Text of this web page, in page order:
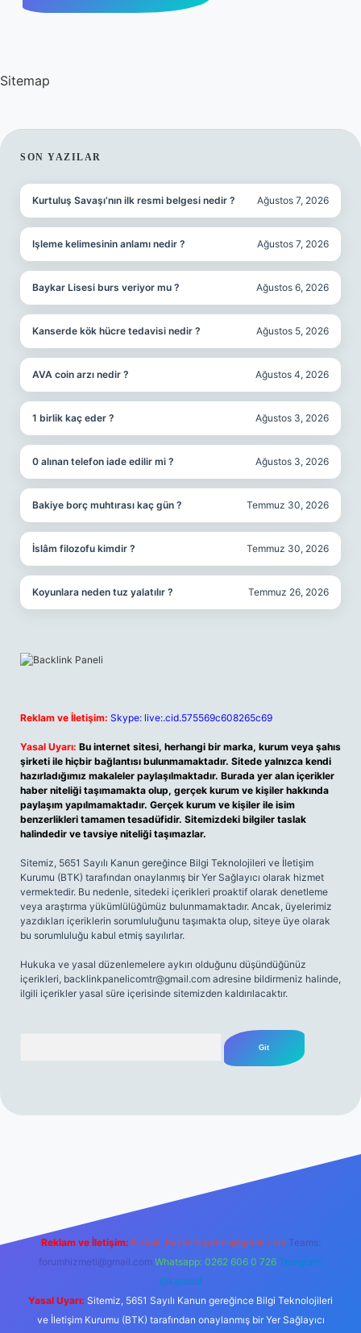
Sitemap
SIDEBAR
SON YAZILAR
Kurtuluş Savaşı’nın ilk resmi belgesi nedir ? Ağustos 7, 2026
Işleme kelimesinin anlamı nedir ? Ağustos 7, 2026
Baykar Lisesi burs veriyor mu ? Ağustos 6, 2026
Kanserde kök hücre tedavisi nedir ? Ağustos 5, 2026
AVA coin arzı nedir ? Ağustos 4, 2026
1 birlik kaç eder ? Ağustos 3, 2026
0 alınan telefon iade edilir mi ? Ağustos 3, 2026
Bakiye borç muhtırası kaç gün ? Temmuz 30, 2026
İslâm filozofu kimdir ? Temmuz 30, 2026
Koyunlara neden tuz yalatılır ? Temmuz 26, 2026
Reklam ve İletişim: Skype: live:.cid.575569c608265c69
Yasal Uyarı: Bu internet sitesi, herhangi bir marka, kurum veya şahıs
şirketi ile hiçbir bağlantısı bulunmamaktadır. Sitede yalnızca kendi
hazırladığımız makaleler paylaşılmaktadır. Burada yer alan içerikler
haber niteliği taşımamakta olup, gerçek kurum ve kişiler hakkında
paylaşım yapılmamaktadır. Gerçek kurum ve kişiler ile isim
benzerlikleri tamamen tesadüfidir. Sitemizdeki bilgiler taslak
halindedir ve tavsiye niteliği taşımazlar.
Sitemiz, 5651 Sayılı Kanun gereğince Bilgi Teknolojileri ve İletişim
Kurumu (BTK) tarafından onaylanmış bir Yer Sağlayıcı olarak hizmet
vermektedir. Bu nedenle, sitedeki içerikleri proaktif olarak denetleme
veya araştırma yükümlülüğümüz bulunmamaktadır. Ancak, üyelerimiz
yazdıkları içeriklerin sorumluluğunu taşımakta olup, siteye üye olarak
bu sorumluluğu kabul etmiş sayılırlar.
Hukuka ve yasal düzenlemelere aykırı olduğunu düşündüğünüz
içerikleri, backlinkpanelicomtr@gmail.com adresine bildirmeniz halinde,
ilgili içerikler yasal süre içerisinde sitemizden kaldırılacaktır.
Reklam ve İletişim: E-mail: backlinkpaneli@gmail.com Teams:
forumhizmeti@gmail.com Whatsapp: 0262 606 0 726 Telegram:
@karabul
Yasal Uyarı: Sitemiz, 5651 Sayılı Kanun gereğince Bilgi Teknolojileri
ve İletişim Kurumu (BTK) tarafından onaylanmış bir Yer Sağlayıcı